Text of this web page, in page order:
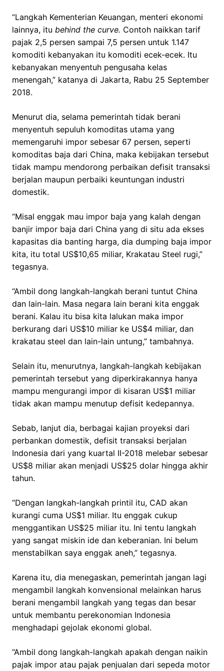
“Langkah Kementerian Keuangan, menteri ekonomi
lainnya, itu behind the curve. Contoh naikkan tarif
pajak 2,5 persen sampai 7,5 persen untuk 1.147
komoditi kebanyakan itu komoditi ecek-ecek. Itu
kebanyakan menyentuh pengusaha kelas
menengah,” katanya di Jakarta, Rabu 25 September
2018.
Menurut dia, selama pemerintah tidak berani
menyentuh sepuluh komoditas utama yang
memengaruhi impor sebesar 67 persen, seperti
komoditas baja dari China, maka kebijakan tersebut
tidak mampu mendorong perbaikan defisit transaksi
berjalan maupun perbaiki keuntungan industri
domestik.
“Misal enggak mau impor baja yang kalah dengan
banjir impor baja dari China yang di situ ada ekses
kapasitas dia banting harga, dia dumping baja impor
kita, itu total US$10,65 miliar, Krakatau Steel rugi,”
tegasnya.
“Ambil dong langkah-langkah berani tuntut China
dan lain-lain. Masa negara lain berani kita enggak
berani. Kalau itu bisa kita lalukan maka impor
berkurang dari US$10 miliar ke US$4 miliar, dan
krakatau steel dan lain-lain untung,” tambahnya.
Selain itu, menurutnya, langkah-langkah kebijakan
pemerintah tersebut yang diperkirakannya hanya
mampu mengurangi impor di kisaran US$1 miliar
tidak akan mampu menutup defisit kedepannya.
Sebab, lanjut dia, berbagai kajian proyeksi dari
perbankan domestik, defisit transaksi berjalan
Indonesia dari yang kuartal II-2018 melebar sebesar
US$8 miliar akan menjadi US$25 dolar hingga akhir
tahun.
“Dengan langkah-langkah printil itu, CAD akan
kurangi cuma US$1 miliar. Itu enggak cukup
menggantikan US$25 miliar itu. Ini tentu langkah
yang sangat miskin ide dan keberanian. Ini belum
menstabilkan saya enggak aneh,” tegasnya.
Karena itu, dia menegaskan, pemerintah jangan lagi
mengambil langkah konvensional melainkan harus
berani mengambil langkah yang tegas dan besar
untuk membantu perekonomian Indonesia
menghadapi gejolak ekonomi global.
“Ambil dong langkah-langkah apakah dengan naikin
pajak impor atau pajak penjualan dari sepeda motor